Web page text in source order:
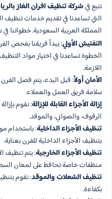
نتبع فيشركة تنظيف افران الغاز
التي تساعدنا في تقديم خدمات تنظيف
المملكة العربية السعودية. خطواتنا
التفتيش الأولي: يبدأ فريقنا بفحص
الخطوة تساعدنا في اختيار مواد
اللازمة.
الأمان أولاً: قبل البدء، يتم فصل
سلامة فريق العمل والعملاء.
إزالة الأجزاء القابلة للإزالة: نقوم
الرفوف، والصواني، والموقد.
تنظيف الأجزاء الداخلية: باستخدام
بتنظيف الأجزاء الداخلية للفرن بعناية.
تنظيف الأجزاء الخارجية: يتم تنظيف
منظفات خاصة تحافظ على لمعان
تنظيف الشعلات والموقد: نقوم
بكفاءة.